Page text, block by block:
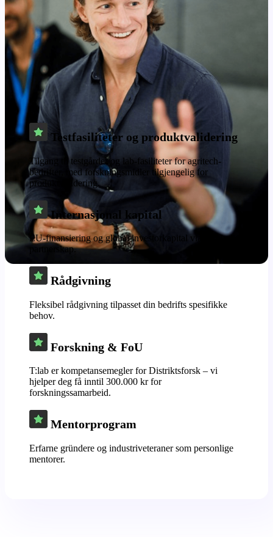
Testfasiliteter og produktvalidering
Tilgang til testgårder og lab-fasiliteter for agritech-
bedrifter, med forskningsmidler tilgjengelig for
produktvalidering.
Internasjonal kapital
EU-finansiering og global investorkapital via Inspiralia-
partnerskap.
Rådgivning
Fleksibel rådgivning tilpasset din bedrifts spesifikke
behov.
Forskning & FoU
T:lab er kompetansemegler for Distriktsforsk – vi
hjelper deg få inntil 300.000 kr for
forskningssamarbeid.
Mentorprogram
Erfarne gründere og industriveteraner som personlige
mentorer.